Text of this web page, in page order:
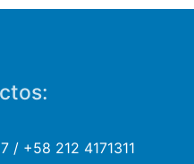
/ +58 212 4171311